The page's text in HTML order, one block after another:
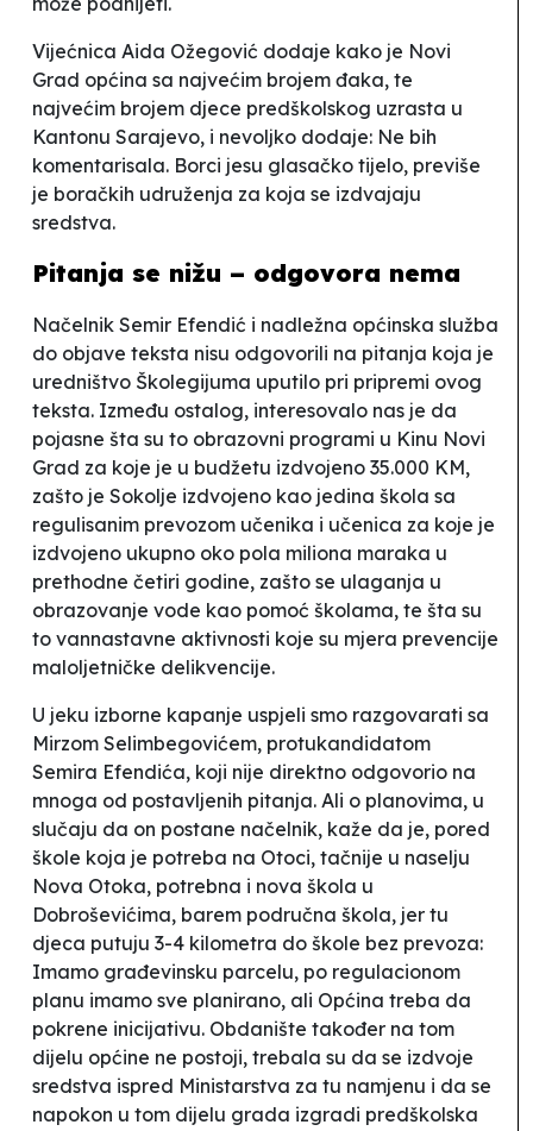
Vijećnica Aida Ožegović dodaje kako je Novi
Grad općina sa najvećim brojem đaka, te
najvećim brojem djece predškolskog uzrasta u
Kantonu Sarajevo, i nevoljko dodaje: Ne bih
komentarisala. Borci jesu glasačko tijelo, previše
je boračkih udruženja za koja se izdvajaju
sredstva.
Pitanja se nižu – odgovora nema
Načelnik Semir Efendić i nadležna općinska služba
do objave teksta nisu odgovorili na pitanja koja je
uredništvo Školegijuma uputilo pri pripremi ovog
teksta. Između ostalog, interesovalo nas je da
pojasne šta su to obrazovni programi u Kinu Novi
Grad za koje je u budžetu izdvojeno 35.000 KM,
zašto je Sokolje izdvojeno kao jedina škola sa
regulisanim prevozom učenika i učenica za koje je
izdvojeno ukupno oko pola miliona maraka u
prethodne četiri godine, zašto se ulaganja u
obrazovanje vode kao pomoć školama, te šta su
to vannastavne aktivnosti koje su mjera prevencije
maloljetničke delikvencije.
U jeku izborne kapanje uspjeli smo razgovarati sa
Mirzom Selimbegovićem, protukandidatom
Semira Efendića, koji nije direktno odgovorio na
mnoga od postavljenih pitanja. Ali o planovima, u
slučaju da on postane načelnik, kaže da je, pored
škole koja je potreba na Otoci, tačnije u naselju
Nova Otoka, potrebna i nova škola u
Dobroševićima, barem područna škola, jer tu
djeca putuju 3-4 kilometra do škole bez prevoza:
Imamo građevinsku parcelu, po regulacionom
planu imamo sve planirano, ali Općina treba da
pokrene inicijativu. Obdanište također na tom
dijelu općine ne postoji, trebala su da se izdvoje
sredstva ispred Ministarstva za tu namjenu i da se
napokon u tom dijelu grada izgradi predškolska